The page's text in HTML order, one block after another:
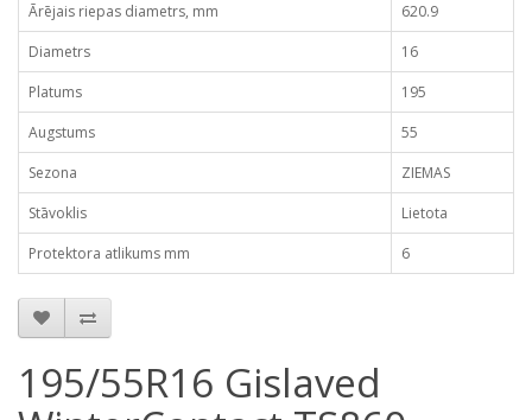
Ārējais riepas diametrs, mm
620.9
Diametrs
16
Platums
195
Augstums
55
Sezona
ZIEMAS
Stāvoklis
Lietota
Protektora atlikums mm
6
195/55R16 Gislaved